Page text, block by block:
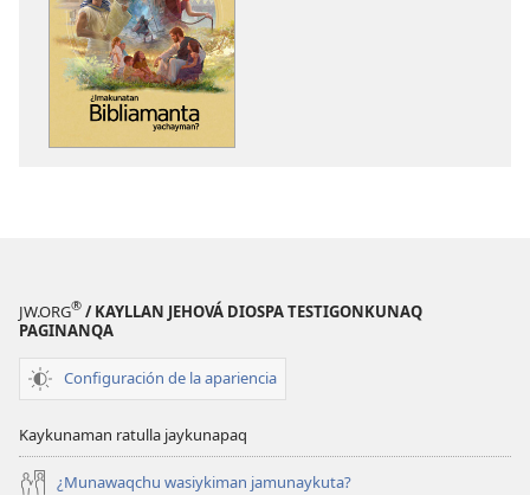
JW.ORG® / KAYLLAN JEHOVÁ DIOSPA TESTIGONKUNAQ
PAGINANQA
Configuración de la apariencia
Kaykunaman ratulla jaykunapaq
¿Munawaqchu wasiykiman jamunaykuta?